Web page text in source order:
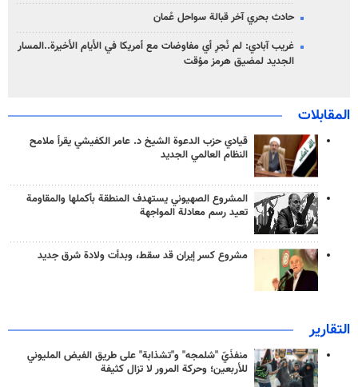
حادث بحري آخر قبالة سواحل عُمان
غريب آبادي: لم نُجرِ أي مفاوضات مع أمريكا في الأيام الأخيرة..المسار
الجديد لمضيق هرمز مؤقت
المقابلات
قيادي حزب الدعوة الشيخ د. عامر الكفيشي يقرأ ملامح
النظام العالمي الجديد
المشروع الصهيوني يستهدف المنطقة بأكملها والمقاومة
تعيد رسم معادلة المواجهة
مشروع كسر إيران قد سقط، وبدأت ولادة شرق جديد
التقارير
منفذَيّ "شلمجه" و"تشذابة" على طريق الفيض المليوني
للأربعين؛ وحركة المرور لا تزال كثيفة